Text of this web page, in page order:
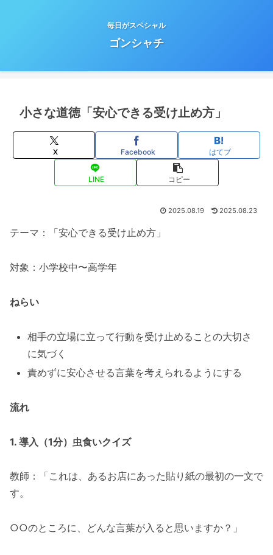
毎日がスペシャル
ゴンシャチ
小さな道徳「安心できる受け止め方」
X Facebook はてブ
LINE コピー
2025.08.19 2025.08.23
テーマ：「安心できる受け止め方」
対象：小学校中〜高学年
ねらい
相手の立場に立って行動を受け止めることの大切さ
に気づく
責めずに安心させる言葉を考えられるようにする
流れ
1. 導入（1分）虫食いクイズ
教師：「これは、あるお店にあった貼り紙の最初の一文で
す。
○○のところに、どんな言葉が入ると思いますか？」